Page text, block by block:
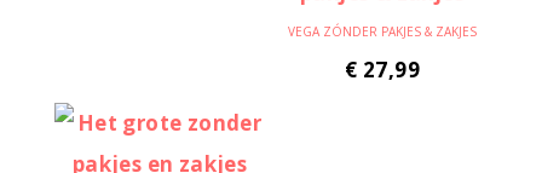
VEGA ZÓNDER PAKJES & ZAKJES
€ 27,99